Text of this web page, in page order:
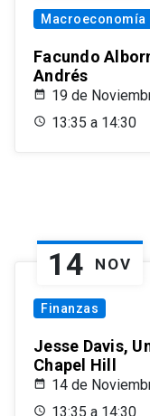
Macroeconomía
Facundo
Andrés
19 de
13:35 a 14:30
14 NOV
Finanzas
Jesse Davis,
Chapel Hill
14 de
13:35 a 14:30